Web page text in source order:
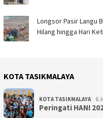
Longsor Pasir Langu
Hilang hingga Hari
KOTA TASIKMALAYA
KOTA TASIKMALAYA 6
Peringati HANI